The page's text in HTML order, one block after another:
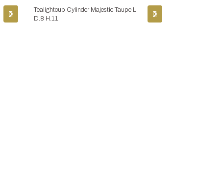
Tealightcup Cylinder Majestic Taupe L
D.8 H.11